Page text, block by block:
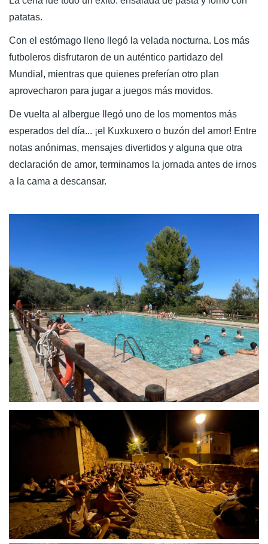
patatas.
Con el estómago lleno llegó la velada nocturna. Los más
futboleros disfrutaron de un auténtico partidazo del
Mundial, mientras que quienes preferían otro plan
aprovecharon para jugar a juegos más movidos.
De vuelta al albergue llegó uno de los momentos más
esperados del día... ¡el Kuxkuxero o buzón del amor! Entre
notas anónimas, mensajes divertidos y alguna que otra
declaración de amor, terminamos la jornada antes de irnos
a la cama a descansar.